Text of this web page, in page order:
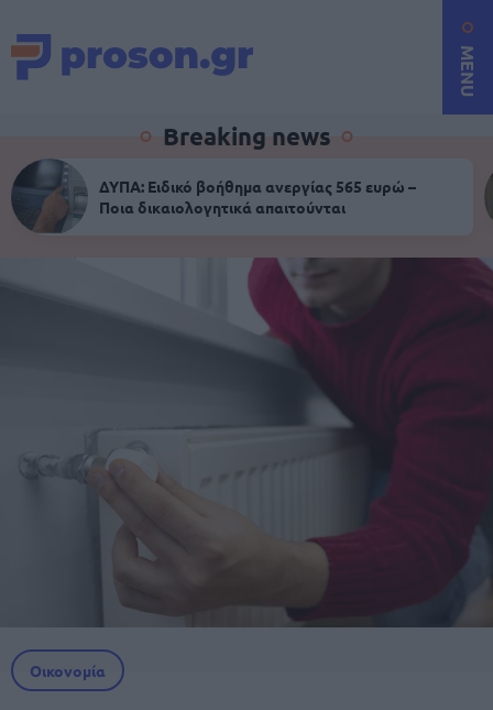
MENU
Breaking news
ΔΥΠΑ: Ειδικό βοήθημα ανεργίας 565 ευρώ –
Ποια δικαιολογητικά απαιτούνται
Οικονομία